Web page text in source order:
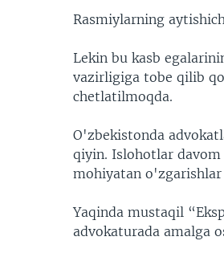
Rasmiylarning
Lekin bu kasb
vazirligiga tobe qilib
chetlatilmoqda.
O'zbekistonda
qiyin. Islohotlar
mohiyatan o'zgarishlar
Yaqinda mustaqil
advokaturada amalga